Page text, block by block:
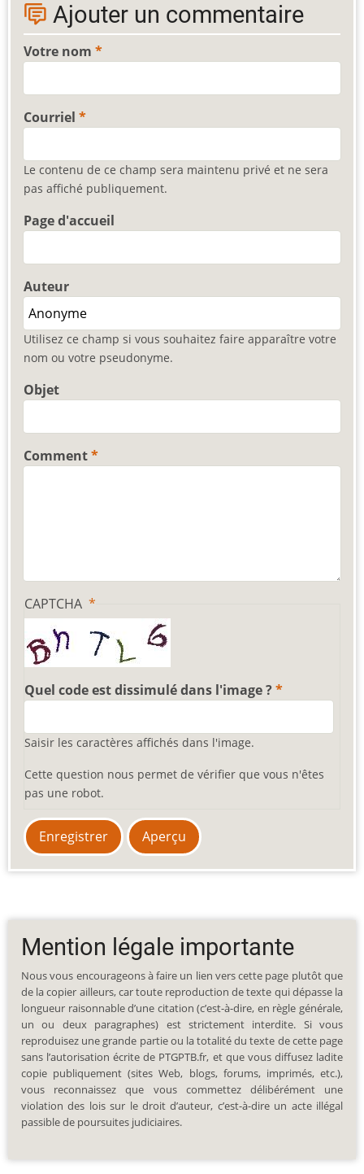
Ajouter un commentaire
Votre nom
Courriel
Le contenu de ce champ sera maintenu privé et ne sera
pas affiché publiquement.
Page d'accueil
Auteur
Utilisez ce champ si vous souhaitez faire apparaître votre
nom ou votre pseudonyme.
Objet
Comment
CAPTCHA
Quel code est dissimulé dans l'image ?
Saisir les caractères affichés dans l'image.
Cette question nous permet de vérifier que vous n'êtes
pas une robot.
Mention légale importante
Nous vous encourageons à faire un lien vers cette page plutôt que
de la copier ailleurs, car toute reproduction de texte qui dépasse la
longueur raisonnable d’une citation (c’est-à-dire, en règle générale,
un ou deux paragraphes) est strictement interdite. Si vous
reproduisez une grande partie ou la totalité du texte de cette page
sans l’autorisation écrite de PTGPTB.fr, et que vous diffusez ladite
copie publiquement (sites Web, blogs, forums, imprimés, etc.),
vous reconnaissez que vous commettez délibérément une
violation des lois sur le droit d’auteur, c’est-à-dire un acte illégal
passible de poursuites judiciaires.